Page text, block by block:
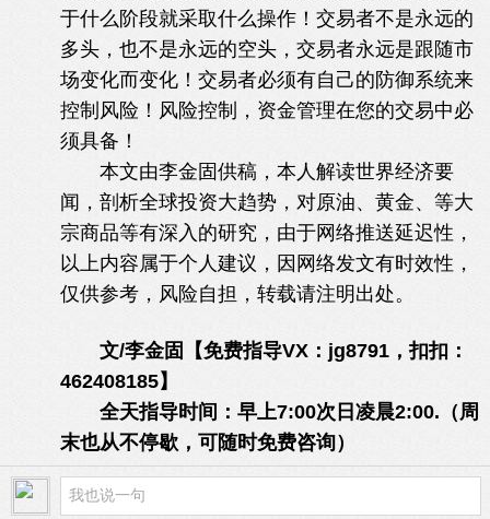
于什么阶段就采取什么操作！交易者不是永远的
多头，也不是永远的空头，交易者永远是跟随市
场变化而变化！交易者必须有自己的防御系统来
控制风险！风险控制，资金管理在您的交易中必
须具备！
本文由李金固供稿，本人解读世界经济要
闻，剖析全球投资大趋势，对原油、黄金、等大
宗商品等有深入的研究，由于网络推送延迟性，
以上内容属于个人建议，因网络发文有时效性，
仅供参考，风险自担，转载请注明出处。
文/李金固【免费指导VX：jg8791，扣扣：
462408185】
全天指导时间：早上7:00次日凌晨2:00.（周
末也从不停歇，可随时免费咨询）